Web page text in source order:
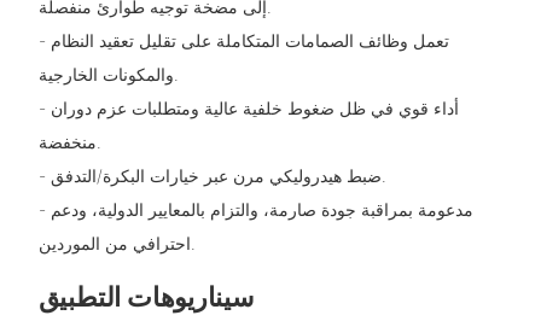
- تعمل وظائف الصمامات المتكاملة على تقليل تعقيد النظام
- أداء قوي في ظل ضغوط خلفية عالية ومتطلبات عزم دوران
- مدعومة بمراقبة جودة صارمة، والتزام بالمعايير الدولية، ودعم
سيناريوهات التطبيق